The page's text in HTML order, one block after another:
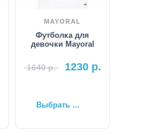
MAYORAL
Футболка для
девочки Mayoral
1640р. 1230 р.
Выбрать ...